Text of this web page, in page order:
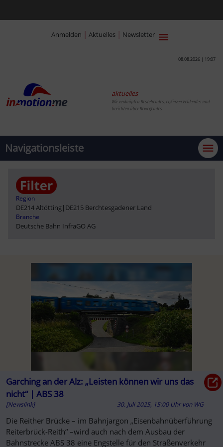
Anmelden | Aktuelles | Newsletter
08.08.2026 | 19:07
aktuelles
Wir verknüpfen Bestehendes, ergänzen Fehlendes und
berichten über Bewegendes
Navigationsleiste
Region
DE214 Altötting| DE215 Berchtesgadener Land
Branche
Deutsche Bahn InfraGO AG
Garching an der Alz: „Leisten können wir uns das
nicht“ | ABS 38
[Newslink] 30. Juli 2025, 15:00 Uhr von WG
Die Reither Brücke – im Bahnjargon „Eisenbahnüberführung
Reiterbrück-Reith“ –wird auch nach dem Ausbau der
Bahnstrecke ABS 38 eine Engstelle für den Straßenverkehr